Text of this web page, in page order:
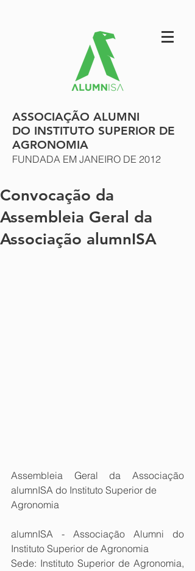
ASSOCIAÇÃO ALUMNI
DO INSTITUTO SUPERIOR DE
AGRONOMIA
FUNDADA EM JANEIRO DE 2012
Convocação da
Assembleia Geral da
Associação alumnISA
Assembleia Geral da Associação
alumnISA do Instituto Superior de
Agronomia
alumnISA - Associação Alumni do
Instituto Superior de Agronomia
Sede: Instituto Superior de Agronomia,